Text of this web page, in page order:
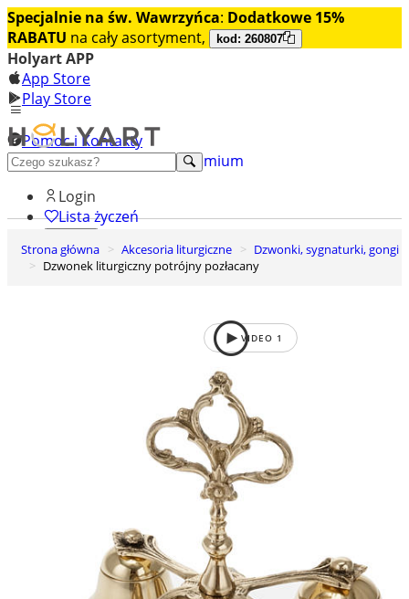
Specjalnie na św. Wawrzyńca: Dodatkowe 15%
RABATU na cały asortyment, kod: 260807
Holyart APP
App Store
Play Store
Pomoc i Kontakty
+48 222 922 860
Odkryj premium
Login
Lista życzeń
0
Koszyk
Strona główna Akcesoria liturgiczne
Dzwonki, sygnaturki, gongi
Dzwonek liturgiczny potrójny pozłacany
VIDEO 1